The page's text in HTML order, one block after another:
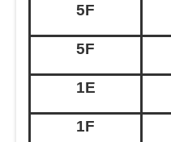
5F
5F
1E
1F